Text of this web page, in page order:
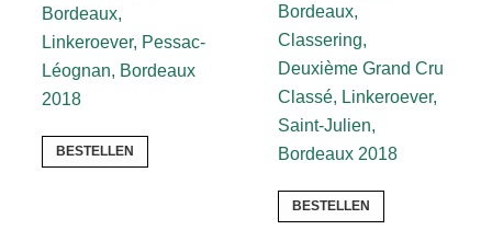
Bordeaux,
Linkeroever, Pessac-
Léognan, Bordeaux
2018
BESTELLEN
Bordeaux,
Classering,
Deuxième Grand Cru
Classé, Linkeroever,
Saint-Julien,
Bordeaux 2018
BESTELLEN